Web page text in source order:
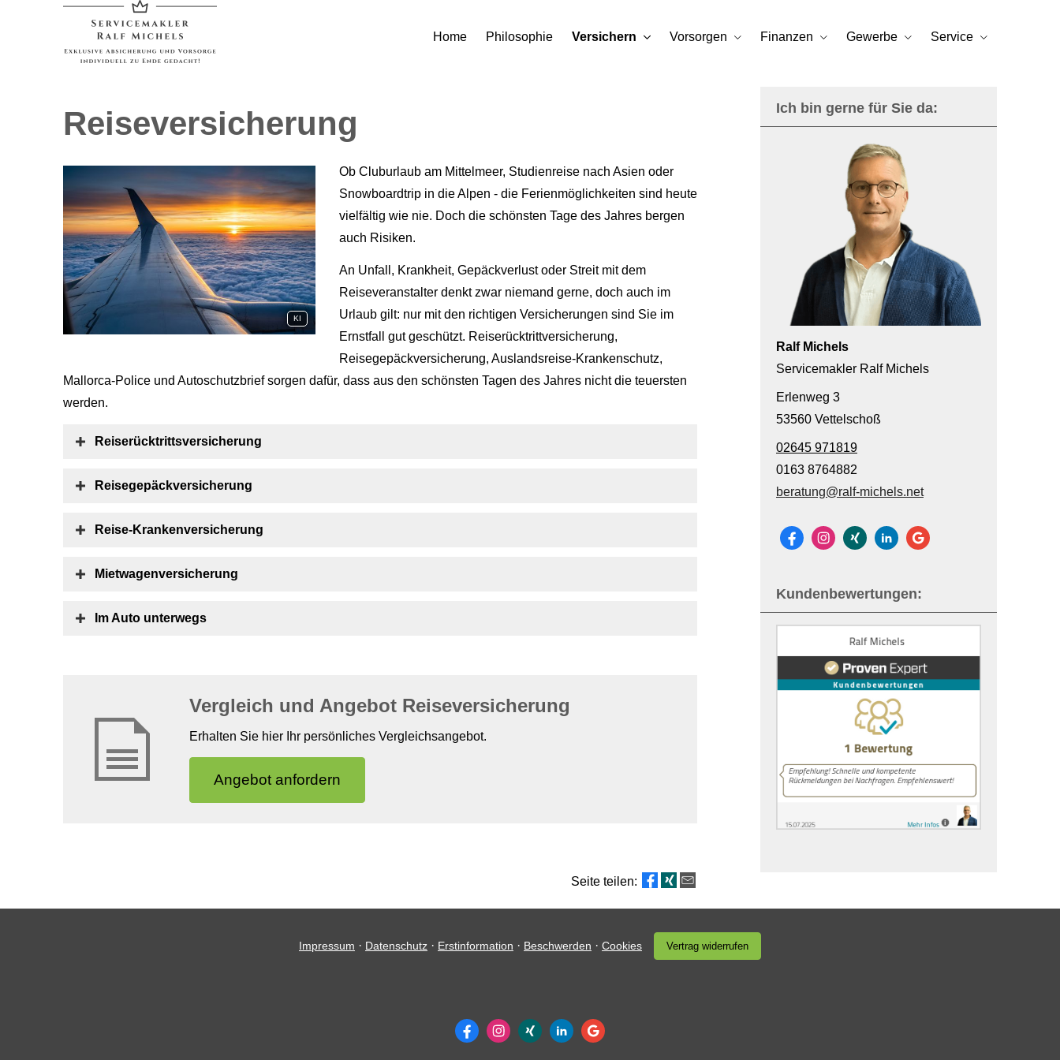
Home Philosophie Versichern Vorsorgen Finanzen Gewerbe Service
Ich bin gerne für Sie da:
Ralf Michels
Servicemakler Ralf Michels
Erlenweg 3
53560 Vettelschoß
02645 971819
0163 8764882
beratung@ralf-michels.net
Kundenbewertungen:
Reiseversicherung
KI
Ob Cluburlaub am Mittelmeer, Studienreise nach Asien oder
Snowboardtrip in die Alpen - die Ferienmöglichkeiten sind heute
vielfältig wie nie. Doch die schönsten Tage des Jahres bergen
auch Risiken.
An Unfall, Krankheit, Gepäckverlust oder Streit mit dem
Reiseveranstalter denkt zwar niemand gerne, doch auch im
Urlaub gilt: nur mit den richtigen Versicherungen sind Sie im
Ernstfall gut geschützt. Reiserücktrittversicherung,
Reisegepäckversicherung, Auslandsreise-Krankenschutz,
Mallorca-Police und Autoschutzbrief sorgen dafür, dass aus den schönsten Tagen des Jahres nicht die teuersten
werden.
Reiserücktrittsversicherung
Reisegepäckversicherung
Reise-Kranken­ver­si­che­rung
Mietwagenversicherung
Im Auto unterwegs
Vergleich und Angebot Reiseversicherung
Erhalten Sie hier Ihr persönliches Vergleichsangebot.
An­ge­bot an­for­dern
Seite teilen:
Impressum · Datenschutz · Erstinformation · Beschwerden · Cookies Vertrag widerrufen